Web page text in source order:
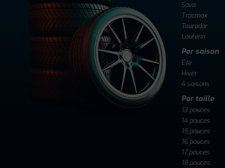
Sava
Tracmax
Tourador
Laufenn
Par saison
Été
Hiver
4 saisons
Par taille
13 pouces
14 pouces
15 pouces
16 pouces
17 pouces
18 pouces